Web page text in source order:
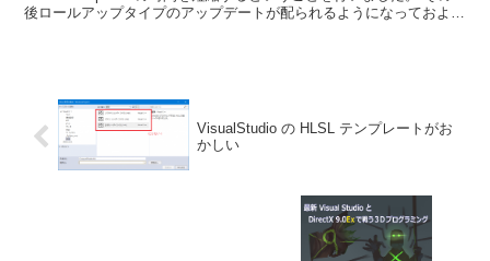
後ロールアップタイプのアップデートが配られるようになっておよそ
VisualStudio の HLSL テンプレートがお
かしい